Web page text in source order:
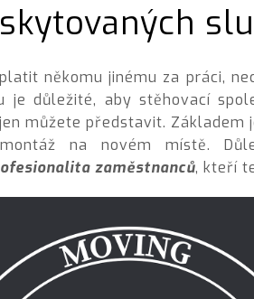
někomu jinému za práci,
je důležité, aby stěhovací
můžete představit. Základem
na novém místě.
zaměstnanců, kteří